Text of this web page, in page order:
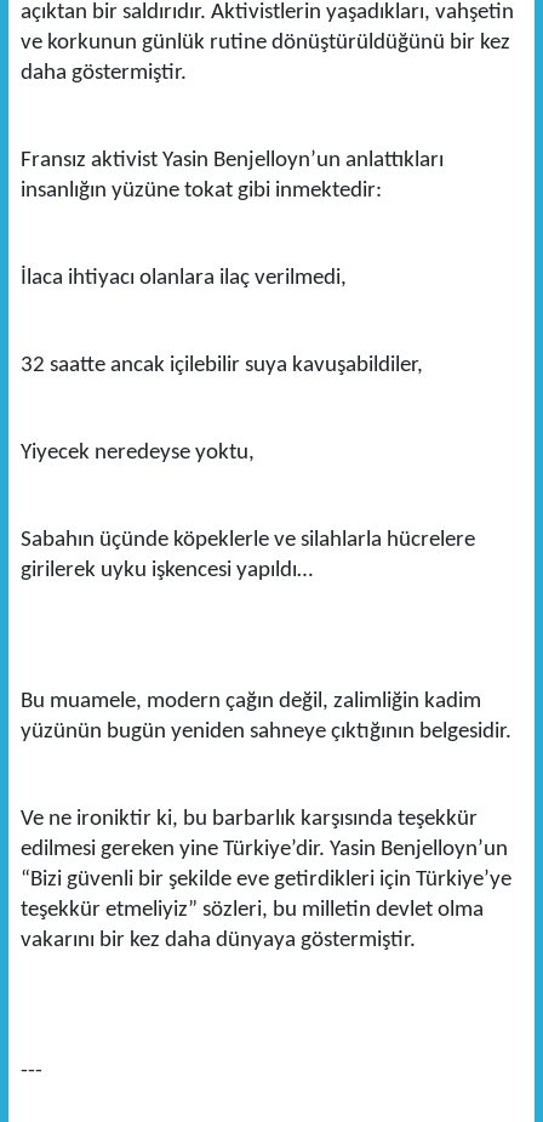
açıktan bir saldırıdır. Aktivistlerin yaşadıkları, vahşetin
ve korkunun günlük rutine dönüştürüldüğünü bir kez
daha göstermiştir.
Fransız aktivist Yasin Benjelloyn’un anlattıkları
insanlığın yüzüne tokat gibi inmektedir:
İlaca ihtiyacı olanlara ilaç verilmedi,
32 saatte ancak içilebilir suya kavuşabildiler,
Yiyecek neredeyse yoktu,
Sabahın üçünde köpeklerle ve silahlarla hücrelere
girilerek uyku işkencesi yapıldı…
Bu muamele, modern çağın değil, zalimliğin kadim
yüzünün bugün yeniden sahneye çıktığının belgesidir.
Ve ne ironiktir ki, bu barbarlık karşısında teşekkür
edilmesi gereken yine Türkiye’dir. Yasin Benjelloyn’un
“Bizi güvenli bir şekilde eve getirdikleri için Türkiye’ye
teşekkür etmeliyiz” sözleri, bu milletin devlet olma
vakarını bir kez daha dünyaya göstermiştir.
---